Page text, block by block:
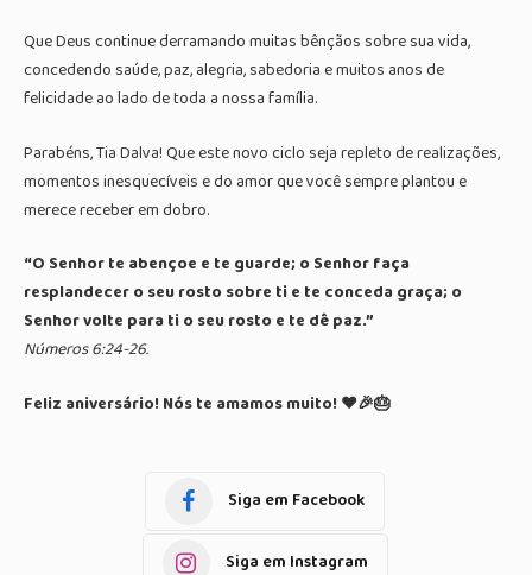
Que Deus continue derramando muitas bênçãos sobre sua vida,
concedendo saúde, paz, alegria, sabedoria e muitos anos de
felicidade ao lado de toda a nossa família.
Parabéns, Tia Dalva! Que este novo ciclo seja repleto de realizações,
momentos inesquecíveis e do amor que você sempre plantou e
merece receber em dobro.
“O Senhor te abençoe e te guarde; o Senhor faça
resplandecer o seu rosto sobre ti e te conceda graça; o
Senhor volte para ti o seu rosto e te dê paz.”
Números 6:24-26.
Feliz aniversário! Nós te amamos muito! ❤️🎉🎂
Siga em Facebook
Siga em Instagram